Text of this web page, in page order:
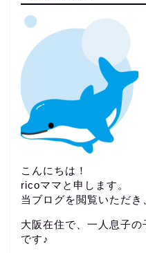
こんにちは！
ricoママと申します。
当ブログを閲覧いただき
大阪在住で、一人息子
です♪